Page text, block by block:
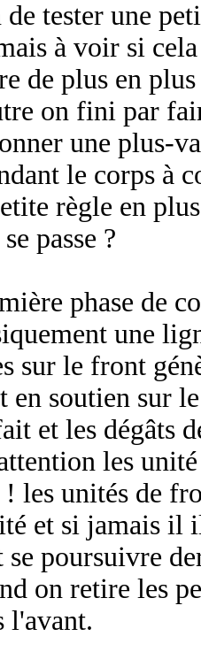
de tester une
à voir si
de plus en
on fini par
une plus-
le corps à
règle en
passe ?
phase de
une
sur le front
en soutien sur
et les dégâts
les
les unités de
et si jamais il
se poursuivre
on retire les
l'avant.